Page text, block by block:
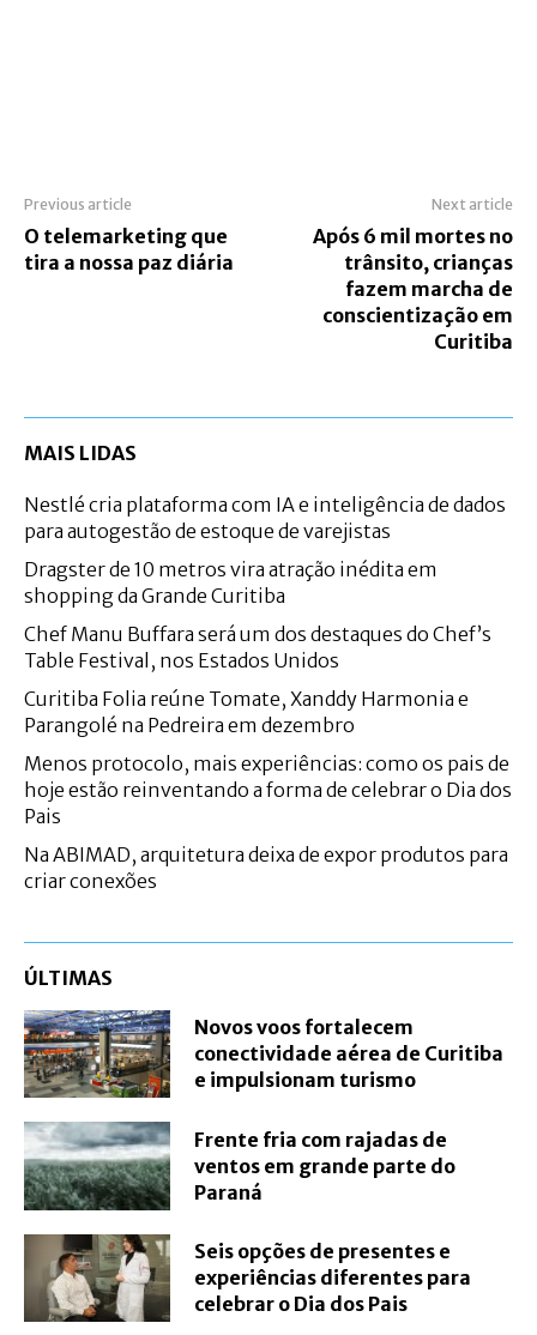
Previous article
O telemarketing que
tira a nossa paz diária
Next article
Após 6 mil mortes no
trânsito, crianças
fazem marcha de
conscientização em
Curitiba
MAIS LIDAS
Nestlé cria plataforma com IA e inteligência de dados
para autogestão de estoque de varejistas
Dragster de 10 metros vira atração inédita em
shopping da Grande Curitiba
Chef Manu Buffara será um dos destaques do Chef’s
Table Festival, nos Estados Unidos
Curitiba Folia reúne Tomate, Xanddy Harmonia e
Parangolé na Pedreira em dezembro
Menos protocolo, mais experiências: como os pais de
hoje estão reinventando a forma de celebrar o Dia dos
Pais
Na ABIMAD, arquitetura deixa de expor produtos para
criar conexões
ÚLTIMAS
Novos voos fortalecem
conectividade aérea de Curitiba
e impulsionam turismo
Frente fria com rajadas de
ventos em grande parte do
Paraná
Seis opções de presentes e
experiências diferentes para
celebrar o Dia dos Pais